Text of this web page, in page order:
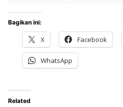
Bagikan ini:
X Facebook
WhatsApp
Related